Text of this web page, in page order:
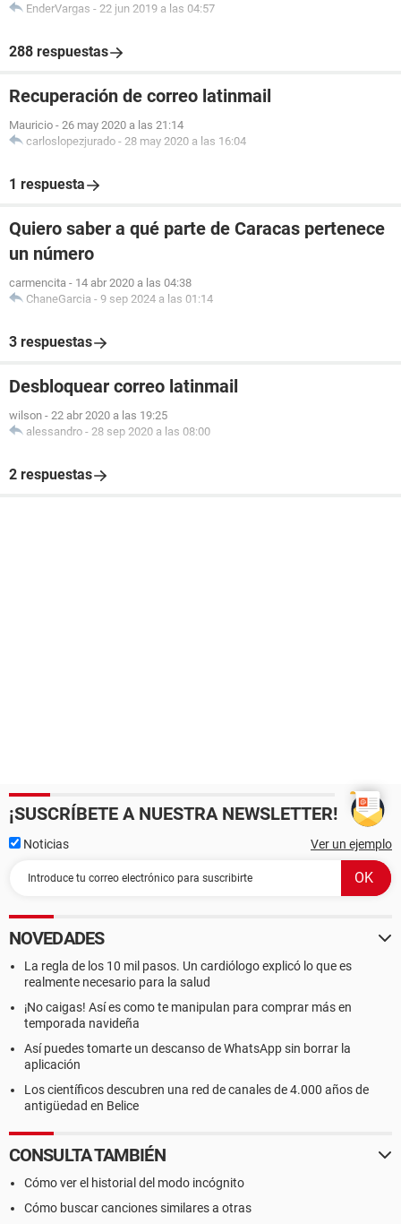
EnderVargas - 22 jun 2019 a las 04:57
288 respuestas
Recuperación de correo latinmail
Mauricio - 26 may 2020 a las 21:14
carloslopezjurado - 28 may 2020 a las 16:04
1 respuesta
Quiero saber a qué parte de Caracas pertenece
un número
carmencita - 14 abr 2020 a las 04:38
ChaneGarcia - 9 sep 2024 a las 01:14
3 respuestas
Desbloquear correo latinmail
wilson - 22 abr 2020 a las 19:25
alessandro - 28 sep 2020 a las 08:00
2 respuestas
¡SUSCRÍBETE A NUESTRA NEWSLETTER!
Noticias Ver un ejemplo
NOVEDADES
La regla de los 10 mil pasos. Un cardiólogo explicó lo que es
realmente necesario para la salud
¡No caigas! Así es como te manipulan para comprar más en
temporada navideña
Así puedes tomarte un descanso de WhatsApp sin borrar la
aplicación
Los científicos descubren una red de canales de 4.000 años de
antigüedad en Belice
CONSULTA TAMBIÉN
Cómo ver el historial del modo incógnito
Cómo buscar canciones similares a otras